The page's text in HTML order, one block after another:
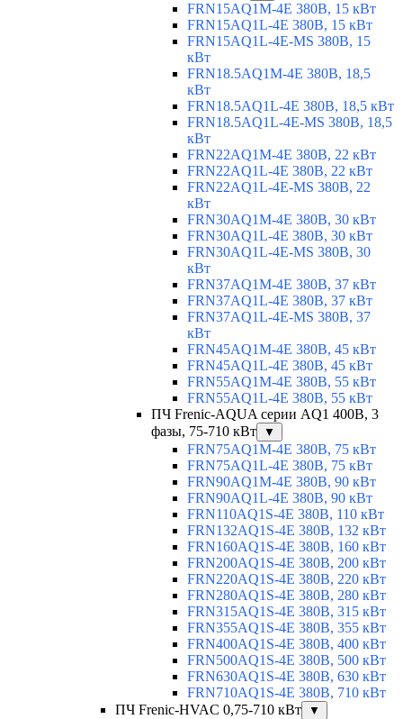
FRN15AQ1M-4E 380В, 15 кВт
FRN15AQ1L-4E 380В, 15 кВт
FRN15AQ1L-4E-MS 380В, 15
кВт
FRN18.5AQ1M-4E 380В, 18,5
кВт
FRN18.5AQ1L-4E 380В, 18,5 кВт
FRN18.5AQ1L-4E-MS 380В, 18,5
кВт
FRN22AQ1M-4E 380В, 22 кВт
FRN22AQ1L-4E 380В, 22 кВт
FRN22AQ1L-4E-MS 380В, 22
кВт
FRN30AQ1M-4E 380В, 30 кВт
FRN30AQ1L-4E 380В, 30 кВт
FRN30AQ1L-4E-MS 380В, 30
кВт
FRN37AQ1M-4E 380В, 37 кВт
FRN37AQ1L-4E 380В, 37 кВт
FRN37AQ1L-4E-MS 380В, 37
кВт
FRN45AQ1M-4E 380В, 45 кВт
FRN45AQ1L-4E 380В, 45 кВт
FRN55AQ1M-4E 380В, 55 кВт
FRN55AQ1L-4E 380В, 55 кВт
ПЧ Frenic-AQUA серии AQ1 400В, 3
фазы, 75-710 кВт
▼
FRN75AQ1M-4E 380В, 75 кВт
FRN75AQ1L-4E 380В, 75 кВт
FRN90AQ1M-4E 380В, 90 кВт
FRN90AQ1L-4E 380В, 90 кВт
FRN110AQ1S-4E 380В, 110 кВт
FRN132AQ1S-4E 380В, 132 кВт
FRN160AQ1S-4E 380В, 160 кВт
FRN200AQ1S-4E 380В, 200 кВт
FRN220AQ1S-4E 380В, 220 кВт
FRN280AQ1S-4E 380В, 280 кВт
FRN315AQ1S-4E 380В, 315 кВт
FRN355AQ1S-4E 380В, 355 кВт
FRN400AQ1S-4E 380В, 400 кВт
FRN500AQ1S-4E 380В, 500 кВт
FRN630AQ1S-4E 380В, 630 кВт
FRN710AQ1S-4E 380В, 710 кВт
ПЧ Frenic-HVAC 0,75-710 кВт
▼